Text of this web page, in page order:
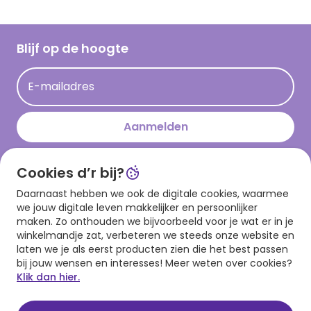
Hallmark Kaartclub
Acties
Persberichten
Hallmark en Kinderpostzegels
Cadeau inspiratie
Kaartinspiratie
Blijf op de hoogte
E-mailadres
Aanmelden
Download onze app
Cookies d’r bij?
Daarnaast hebben we ook de digitale cookies, waarmee
we jouw digitale leven makkelijker en persoonlijker
maken. Zo onthouden we bijvoorbeeld voor je wat er in je
winkelmandje zat, verbeteren we steeds onze website en
laten we je als eerst producten zien die het best passen
bij jouw wensen en interesses! Meer weten over cookies?
Klik dan hier.